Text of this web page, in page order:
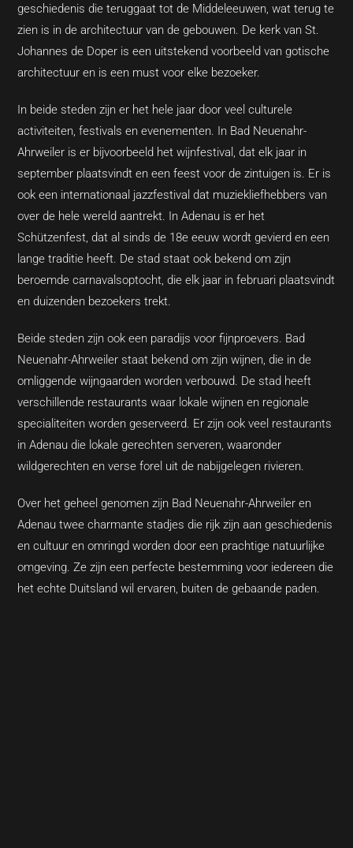
geschiedenis die teruggaat tot de Middeleeuwen, wat terug te
zien is in de architectuur van de gebouwen. De kerk van St.
Johannes de Doper is een uitstekend voorbeeld van gotische
architectuur en is een must voor elke bezoeker.
In beide steden zijn er het hele jaar door veel culturele
activiteiten, festivals en evenementen. In Bad Neuenahr-
Ahrweiler is er bijvoorbeeld het wijnfestival, dat elk jaar in
september plaatsvindt en een feest voor de zintuigen is. Er is
ook een internationaal jazzfestival dat muziekliefhebbers van
over de hele wereld aantrekt. In Adenau is er het
Schützenfest, dat al sinds de 18e eeuw wordt gevierd en een
lange traditie heeft. De stad staat ook bekend om zijn
beroemde carnavalsoptocht, die elk jaar in februari plaatsvindt
en duizenden bezoekers trekt.
Beide steden zijn ook een paradijs voor fijnproevers. Bad
Neuenahr-Ahrweiler staat bekend om zijn wijnen, die in de
omliggende wijngaarden worden verbouwd. De stad heeft
verschillende restaurants waar lokale wijnen en regionale
specialiteiten worden geserveerd. Er zijn ook veel restaurants
in Adenau die lokale gerechten serveren, waaronder
wildgerechten en verse forel uit de nabijgelegen rivieren.
Over het geheel genomen zijn Bad Neuenahr-Ahrweiler en
Adenau twee charmante stadjes die rijk zijn aan geschiedenis
en cultuur en omringd worden door een prachtige natuurlijke
omgeving. Ze zijn een perfecte bestemming voor iedereen die
het echte Duitsland wil ervaren, buiten de gebaande paden.